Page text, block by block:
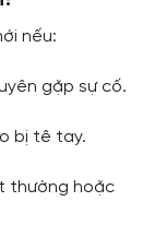
nếu:
gặp sự cố.
bị tê tay.
thường hoặc